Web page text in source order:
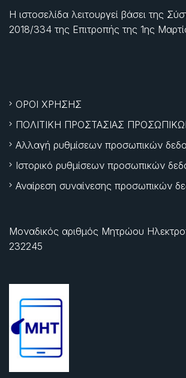
Η ιστοσελίδα λειτουργεί βάσει της
2018/334 της Επιτροπής της 1ης
ΟΡΟΙ ΧΡΗΣΗΣ
ΠΟΛΙΤΙΚΗ ΠΡΟΣΤΑΣΙΑΣ
Αλλαγή ρυθμίσεων προσωπικών
Ιστορικό ρυθμίσεων προσωπικών
Αναίρεση συναίνεσης προσωπικών
Μοναδικός αριθμός Μητρώου
232245